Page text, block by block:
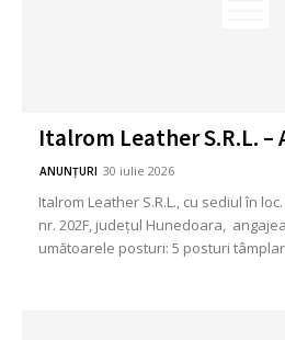
Italrom Leather S.R.L.
ANUNȚURI 30 iulie 2026
Italrom Leather S.R.L., cu sediul în
nr. 202F, judeţul Hunedoara,
umătoarele posturi: 5 posturi